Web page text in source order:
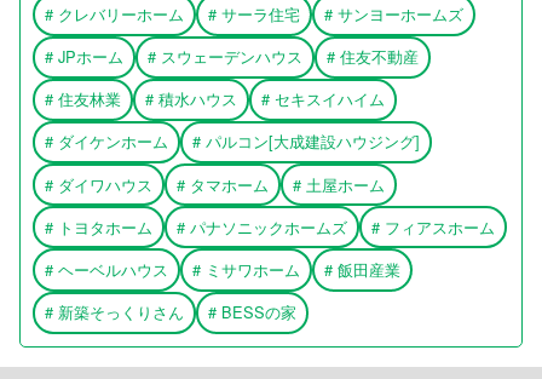
# クレバリーホーム # サーラ住宅 # サンヨーホームズ
# JPホーム # スウェーデンハウス # 住友不動産
# 住友林業 # 積水ハウス # セキスイハイム
# ダイケンホーム # パルコン[大成建設ハウジング]
# ダイワハウス # タマホーム # 土屋ホーム
# トヨタホーム # パナソニックホームズ # フィアスホーム
# ヘーベルハウス # ミサワホーム # 飯田産業
# 新築そっくりさん # BESSの家